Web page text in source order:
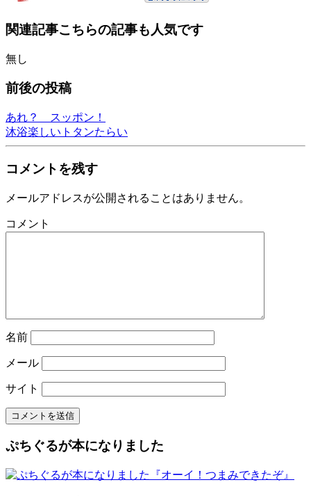
関連記事こちらの記事も人気です
無し
前後の投稿
あれ？ スッポン！
沐浴楽しいトタンたらい
コメントを残す
メールアドレスが公開されることはありません。
コメント
名前
メール
サイト
ぷちぐるが本になりました